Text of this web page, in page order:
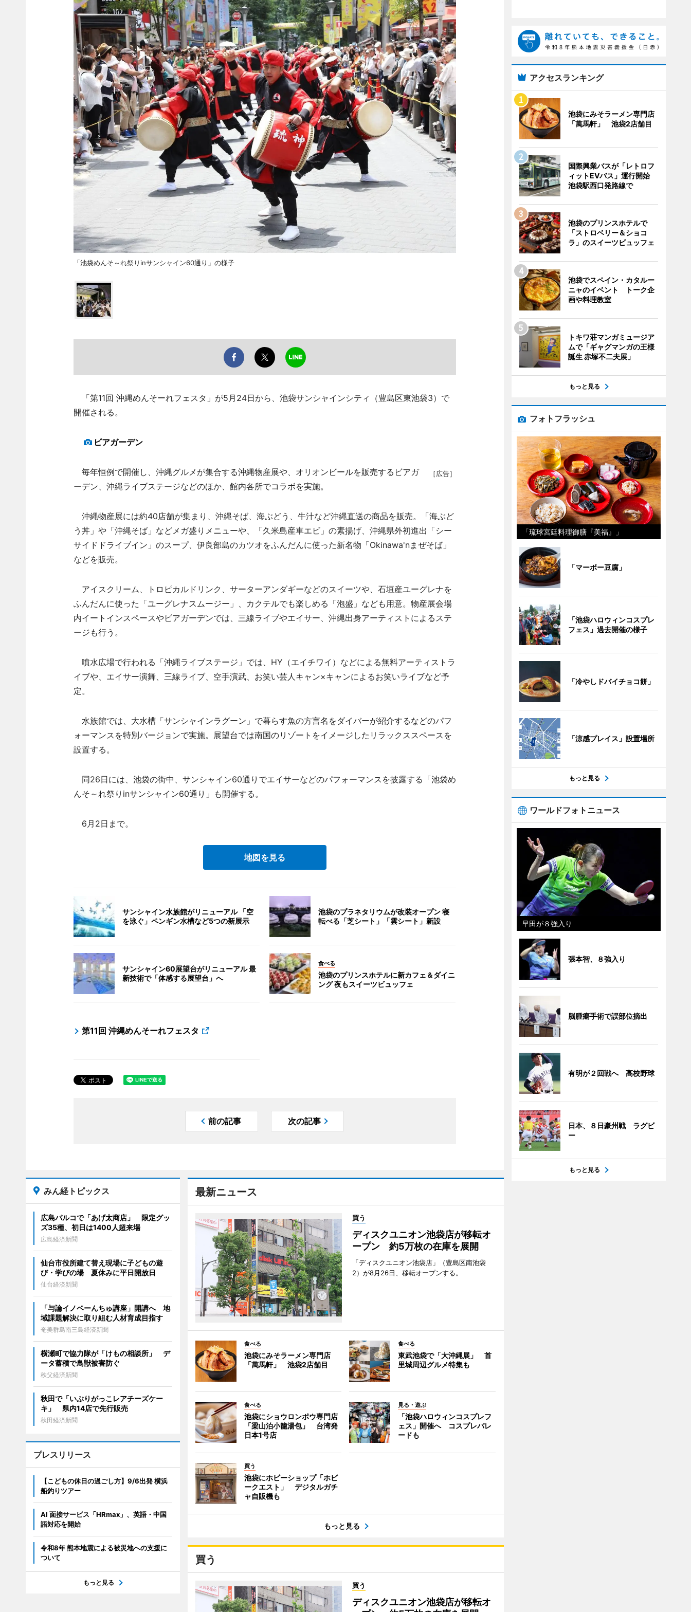
「池袋めんそ～れ祭りinサンシャイン60通り」の様子
「第11回 沖縄めんそーれフェスタ」が5月24日から、池袋サンシャインシティ（豊島区東池袋3）で
開催される。
ビアガーデン
［広告］
毎年恒例で開催し、沖縄グルメが集合する沖縄物産展や、オリオンビールを販売するビアガ
ーデン、沖縄ライブステージなどのほか、館内各所でコラボを実施。
沖縄物産展には約40店舗が集まり、沖縄そば、海ぶどう、牛汁など沖縄直送の商品を販売。「海ぶど
う丼」や「沖縄そば」などメガ盛りメニューや、「久米島産車エビ」の素揚げ、沖縄県外初進出「シー
サイドドライブイン」のスープ、伊良部島のカツオをふんだんに使った新名物「Okinawa'nまぜそば」
などを販売。
アイスクリーム、トロピカルドリンク、サーターアンダギーなどのスイーツや、石垣産ユーグレナを
ふんだんに使った「ユーグレナスムージー」、カクテルでも楽しめる「泡盛」なども用意。物産展会場
内イートインスペースやビアガーデンでは、三線ライブやエイサー、沖縄出身アーティストによるステ
ージも行う。
噴水広場で行われる「沖縄ライブステージ」では、HY（エイチワイ）などによる無料アーティストラ
イブや、エイサー演舞、三線ライブ、空手演武、お笑い芸人キャン×キャンによるお笑いライブなど予
定。
水族館では、大水槽「サンシャインラグーン」で暮らす魚の方言名をダイバーが紹介するなどのパフ
ォーマンスを特別バージョンで実施。展望台では南国のリゾートをイメージしたリラックススペースを
設置する。
同26日には、池袋の街中、サンシャイン60通りでエイサーなどのパフォーマンスを披露する「池袋め
んそ～れ祭りinサンシャイン60通り」も開催する。
6月2日まで。
地図を見る
サンシャイン水族館がリニューアル 「空
を泳ぐ」ペンギン水槽など5つの新展示
池袋のプラネタリウムが改装オープン 寝
転べる「芝シート」「雲シート」新設
サンシャイン60展望台がリニューアル 最
新技術で「体感する展望台」へ
食べる
池袋のプリンスホテルに新カフェ＆ダイニ
ング 夜もスイーツビュッフェ
第11回 沖縄めんそーれフェスタ
前の記事 次の記事
最新ニュース
買う
ディスクユニオン池袋店が移転オ
ープン 約5万枚の在庫を展開
「ディスクユニオン池袋店」（豊島区南池袋
2）が8月26日、移転オープンする。
食べる
池袋にみそラーメン専門店
「萬馬軒」 池袋2店舗目
食べる
東武池袋で「大沖縄展」 首
里城周辺グルメ特集も
食べる
池袋にショウロンポウ専門店
「梁山泊小籠湯包」 台湾発
日本1号店
見る・遊ぶ
「池袋ハロウィンコスプレフ
ェス」開催へ コスプレパレ
ードも
買う
池袋にホビーショップ「ホビ
ークエスト」 デジタルガチ
ャ自販機も
もっと見る
買う
買う
ディスクユニオン池袋店が移転オ
みん経トピックス
広島パルコで「あげ太商店」 限定グッ
ズ35種、初日は1400人超来場
広島経済新聞
仙台市役所建て替え現場に子どもの遊
び・学びの場 夏休みに平日開放日
仙台経済新聞
「与論イノベーんちゅ講座」開講へ 地
域課題解決に取り組む人材育成目指す
奄美群島南三島経済新聞
横瀬町で協力隊が「けもの相談所」 デ
ータ蓄積で鳥獣被害防ぐ
秩父経済新聞
秋田で「いぶりがっこレアチーズケー
キ」 県内14店で先行販売
秋田経済新聞
プレスリリース
【こどもの休日の過ごし方】9/6出発 横浜
船釣りツアー
AI 面接サービス「HRmax」、英語・中国
語対応を開始
令和8年 熊本地震による被災地への支援に
ついて
もっと見る
アクセスランキング
池袋にみそラーメン専門店
「萬馬軒」 池袋2店舗目
国際興業バスが「レトロフ
ィットEVバス」運行開始
池袋駅西口発路線で
池袋のプリンスホテルで
「ストロベリー＆ショコ
ラ」のスイーツビュッフェ
池袋でスペイン・カタルー
ニャのイベント トーク企
画や料理教室
トキワ荘マンガミュージア
ムで「ギャグマンガの王様
誕生 赤塚不二夫展」
もっと見る
フォトフラッシュ
「琉球宮廷料理御膳『美福』」
「マーボー豆腐」
「池袋ハロウィンコスプレ
フェス」過去開催の様子
「冷やしドバイチョコ餅」
「涼感プレイス」設置場所
もっと見る
ワールドフォトニュース
早田が８強入り
張本智、８強入り
脳腫瘍手術で誤部位摘出
有明が２回戦へ 高校野球
日本、８日豪州戦 ラグビ
ー
もっと見る